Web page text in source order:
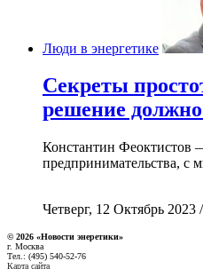
Люди в энергетике
Секреты
решение
Константин Феоктистов
предпринимательства, с
Четверг, 12 Октябрь 2023 /
© 2026 «Новости энеретики»
г. Москва
Тел.: (495) 540-52-76
Карта сайта